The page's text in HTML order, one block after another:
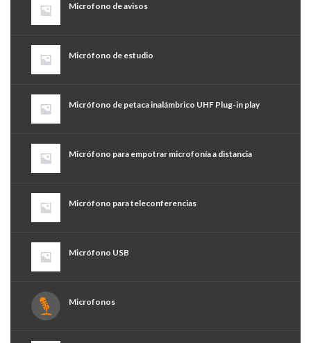
Microfono de avisos
Micrófono de estudio
Micrófono de petaca inalámbrico UHF Plug-in play
Micrófono para empotrar microfonía a distancia
Micrófono para teleconferencias
Micrófono USB
Microfonos